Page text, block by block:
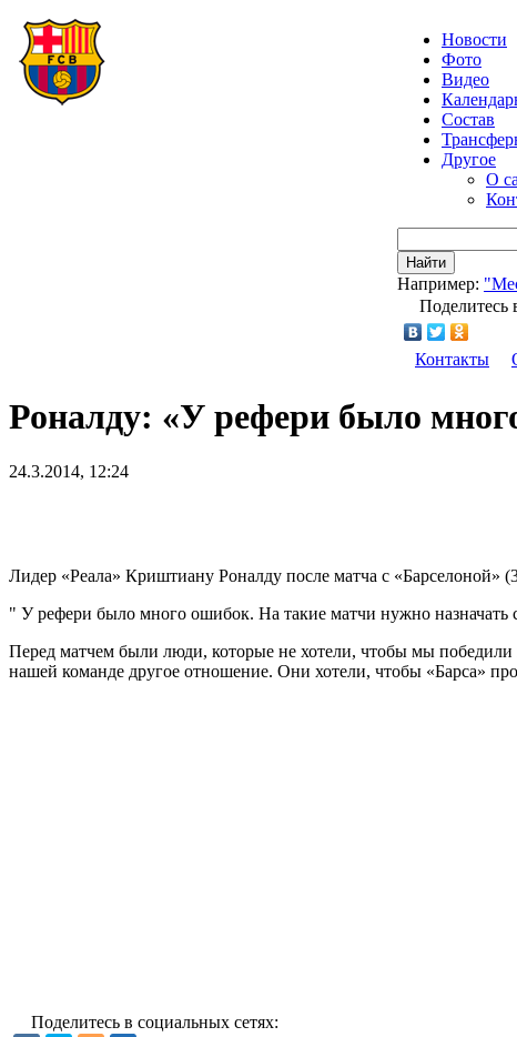
Новости
Фото
Видео
Состав
Другое
О
Найти
Например:
Поделитесь
Контакты
Роналду: «У рефери было
24.3.2014, 12:24
Лидер «Реала» Криштиану Роналду после матча с «Барселоной»
" У рефери было много ошибок. На такие матчи нужно назначать
Перед матчем были люди, которые не хотели, чтобы мы победили
нашей команде другое отношение. Они хотели, чтобы «Барса»
Поделитесь в социальных сетях: